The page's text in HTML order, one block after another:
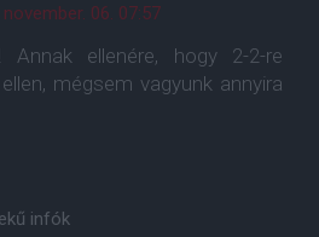
november. 06. 07:57
Annak ellenére, hogy 2-2-re
mégsem vagyunk annyira
infók